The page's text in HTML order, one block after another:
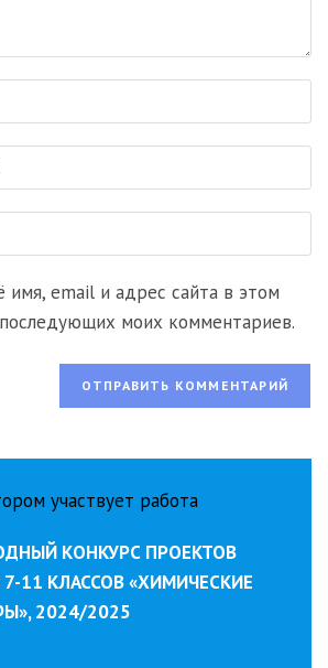
имя, email и адрес сайта в этом
моих комментариев.
участвует работа
КОНКУРС ПРОЕКТОВ
11 КЛАССОВ «ХИМИЧЕСКИЕ
2024/2025